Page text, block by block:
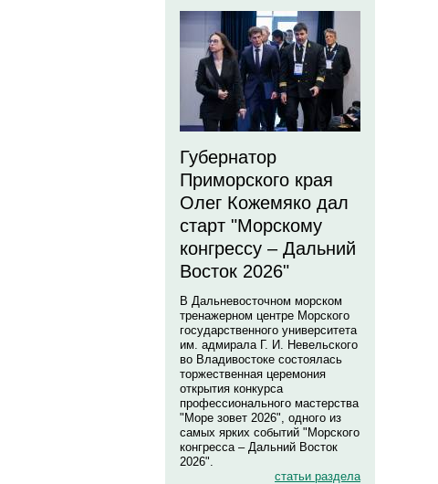
Губернатор
Приморского края
Олег Кожемяко дал
старт "Морскому
конгрессу – Дальний
Восток 2026"
В Дальневосточном морском
тренажерном центре Морского
государственного университета
им. адмирала Г. И. Невельского
во Владивостоке состоялась
торжественная церемония
открытия конкурса
профессионального мастерства
"Море зовет 2026", одного из
самых ярких событий "Морского
конгресса – Дальний Восток
2026".
статьи раздела